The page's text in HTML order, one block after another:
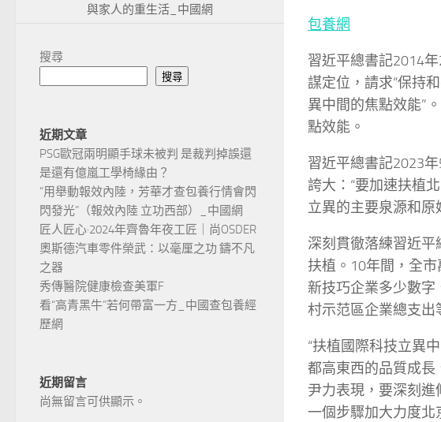
包養網
習近平總書記2014
謀定位，請求“保持
異中間的焦點效能”
點效能。
習近平總書記2023
誇大：“要加速扶植
立異的主要泉源和原
深刻貫徹落練習近
扶植。10年間，全
新技巧企業多少數字
村示范區企業總支出
“扶植國際科技立異
都高東西的品質成長
尹力表現，要深刻
一個步驟加大力度
與家人的重生活_中國網
搜尋
搜尋
近期文章
PSG歐冠兩明顯手球未被判 是裁判掉誤還
是還有億嵐工學椅緣由？
“用舉動報效內陸，芳華才查包養行情會閃
閃發光”（報效內陸 立功西部）_中國網
匠人匠心·2024年齊魯年夜工匠｜尚OSDER
奧斯德汽車零件榮武：以毫厘之功 鑄不凡
之器
秀傳醫院健康檢查美軍F
看“高青黑牛”若何帶富一方_中國查包養經
歷網
近期留言
尚無留言可供顯示。